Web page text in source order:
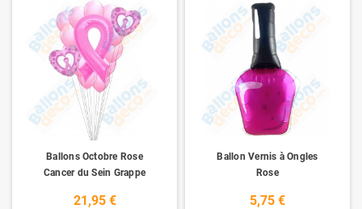
Ballons Octobre Rose
Cancer du Sein Grappe
21,95 €
Ballon Vernis à Ongles
Rose
5,75 €